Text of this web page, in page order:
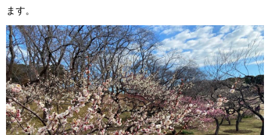
ます。